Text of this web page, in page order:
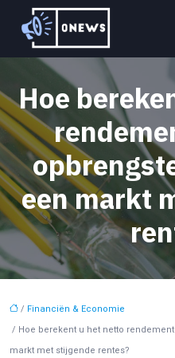
Hoe
een markt
/ Financiën & Economie
/ Hoe berekent u het netto
markt met stijgende rentes?